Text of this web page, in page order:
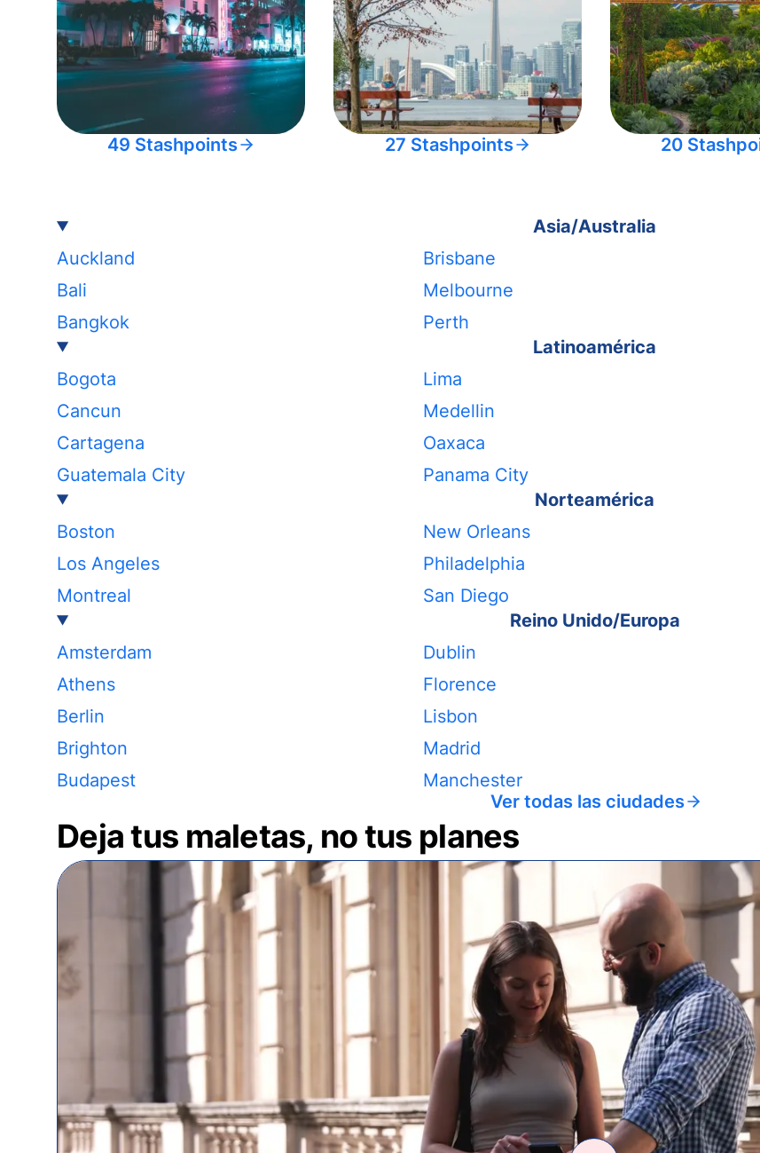
49 Stashpoints 27 Stashpoints 20
Asia/Australia
Auckland
Bali
Bangkok
Brisbane
Melbourne
Perth
Latinoamérica
Bogota
Cancun
Cartagena
Guatemala City
Lima
Medellin
Oaxaca
Panama City
Norteamérica
Boston
Los Angeles
Montreal
New Orleans
Philadelphia
San Diego
Reino Unido/Europa
Amsterdam
Athens
Berlin
Brighton
Budapest
Dublin
Florence
Lisbon
Madrid
Manchester
Ver todas las ciudades
Deja tus maletas, no tus planes